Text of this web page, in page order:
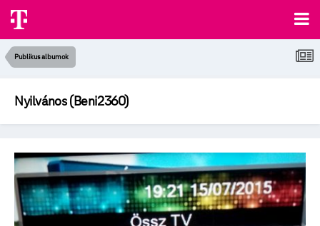
Publikus albumok
Nyilvános (Beni2360)